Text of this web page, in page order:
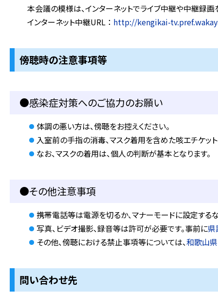
本会議の模様は、インターネットでライブ中継や中継録画
インターネット中継URL ： http://kengikai-
傍聴時の注意事項等
●感染症対策へのご協力のお願い
体調の悪い方は、傍聴をお控えください。
入室前の手指の消毒、マスク着用を含めた咳エチケッ
なお、マスクの着用は、個人の判断が基本となります。
●その他注意事項
携帯電話等は電源を切るか、マナーモードに設定する
写真、ビデオ撮影、録音等は許可が必要です。事前に
その他、傍聴における禁止事項等については、和歌山
問い合わせ先